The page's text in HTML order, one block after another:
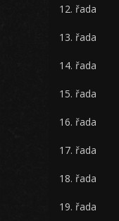
12. řada
13. řada
14. řada
15. řada
16. řada
17. řada
18. řada
19. řada